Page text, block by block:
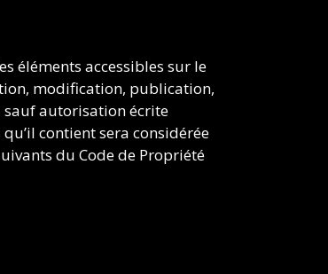
éléments accessibles sur le
modification, publication,
sauf autorisation écrite
contient sera considérée
du Code de Propriété